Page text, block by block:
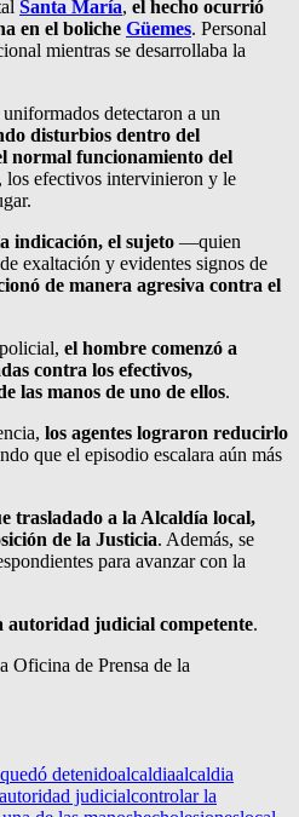
Santa María, el hecho ocurrió
en el boliche Güemes. Personal
mientras se desarrollaba la
detectaron a un
disturbios dentro del
normal funcionamiento del
los efectivos intervinieron y le
indicación, el sujeto —quien
exaltación y evidentes signos de
de manera agresiva contra el
el hombre comenzó a
contra los efectivos,
las manos de uno de ellos.
los agentes lograron reducirlo
que el episodio escalara aún más
trasladado a la Alcaldía local,
de la Justicia. Además, se
para avanzar con la
autoridad judicial competente.
Oficina de Prensa de la
detenidoalcaldiaalcaldia
autoridad judicialcontrolar la